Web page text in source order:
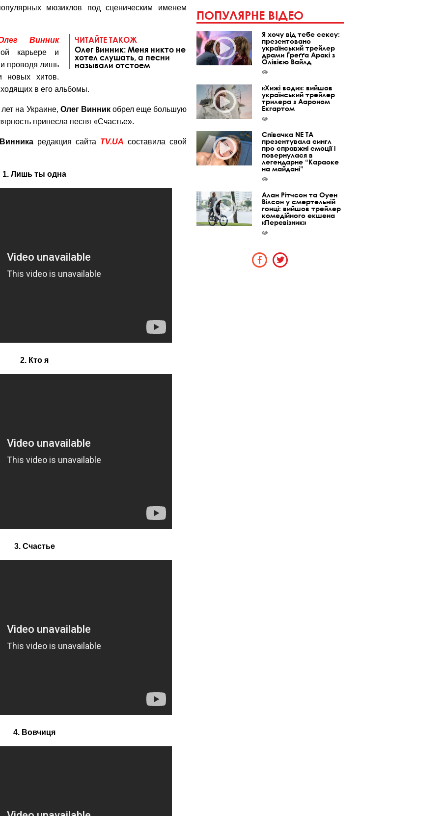
мюзиклов под сценическим именем
ЧИТАЙТЕ ТАКОЖ
Олег Винник: Меня никто не
хотел слушать, а песни
называли отстоем
Винник
карьере и
проводя лишь
новых хитов.
в его альбомы.
на Украине, Олег Винникобрел еще большую
принесла песня «Счастье».
Винника редакция сайта TV.UA составила свой
1. Лишь ты одна
2. Кто я
3. Счастье
4. Вовчиця
ПОПУЛЯРНЕ ВІДЕО
Я хочу від тебе сексу:
презентовано
український трейлер
драми Ґреґґа Аракі з
Олівією Вайлд
«Хижі води»: вийшов
український трейлер
трилера з Аароном
Екгартом
Співачка NE TA
презентувала сингл
про справжні емоції і
повернулася в
легендарне “Караоке
на майдані”
Алан Рітчсон та Оуен
Вілсон у смертельній
гонці: вийшов трейлер
комедійного екшена
«Перевізник»